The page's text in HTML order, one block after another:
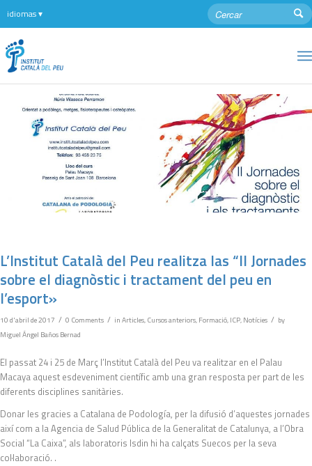
L’Institut Català del Peu realitza las “II Jornades
sobre el diagnòstic i tractament del peu en
l’esport»
10 d'abril de 2017 / 0 Comments / inArticles,Cursos anteriors,Formació,ICP,Notícies / by
Miguel Ángel Baños Bernad
El passat 24 i 25 de Març l’Institut Català del Peu va realitzar en el Palau
Macaya aquest esdeveniment científic amb una gran resposta per part de les
diferents disciplines sanitàries.
Donar les gracies a Catalana de Podología, per la difusió d’aquestes jornades
així com a la Agencia de Salud Pública de la Generalitat de Catalunya, a l’Obra
Social “La Caixa”, als laboratoris Isdin hi ha calçats Suecos per la seva
col·laboració. .